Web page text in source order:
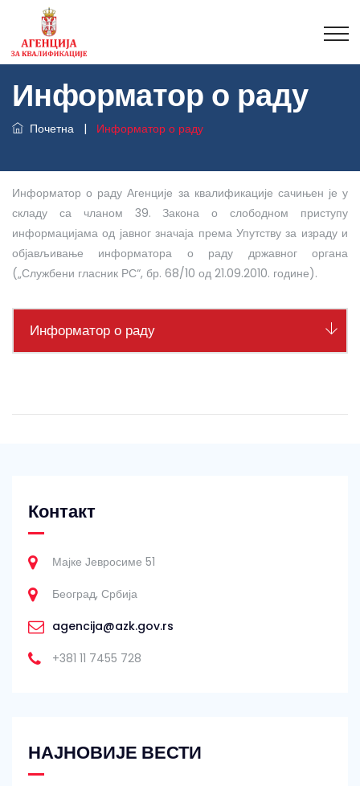
Информатор о раду
Почетна | Информатор о раду
Информатор о раду Агенције за квалификације сачињен је у
складу са чланом 39. Закона о слободном приступу
информацијама од јавног значаја према Упутству за израду и
објављивање информатора о раду државног органа
(„Службени гласник РС“, бр. 68/10 од 21.09.2010. године).
Информатор о раду
Контакт
Мајке Јевросиме 51
Београд, Србија
agencija@azk.gov.rs
+381 11 7455 728
НАЈНОВИЈЕ ВЕСТИ